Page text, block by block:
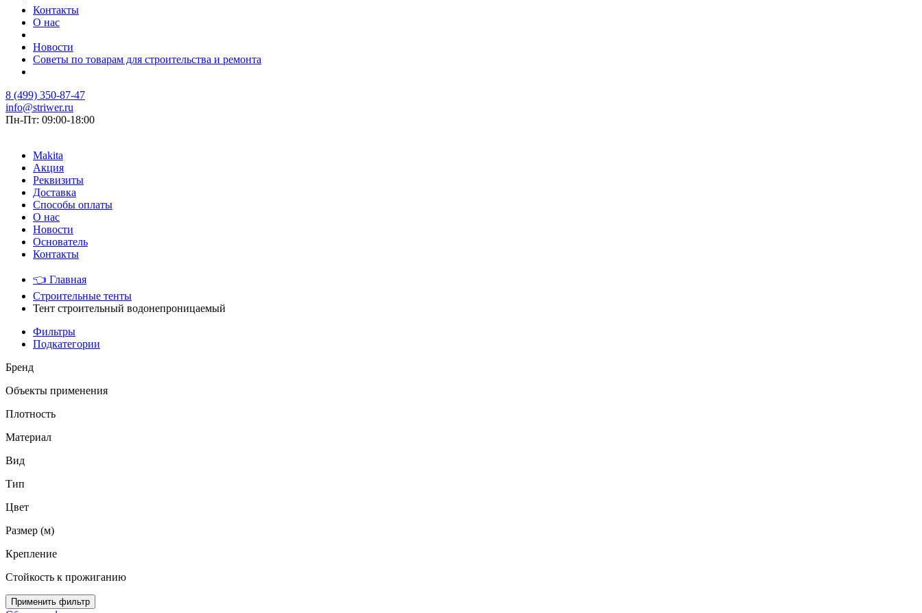
Контакты
О нас
Новости
Советы по товарам для строительства и ремонта
8 (499) 350-87-47
info@striwer.ru
Пн-Пт: 09:00-18:00
Makita
Акция
Реквизиты
Доставка
Способы оплаты
О нас
Новости
Основатель
Контакты
👈 Главная
Строительные тенты
Тент строительный водонепроницаемый
Фильтры
Подкатегории
Бренд
Объекты применения
Плотность
Материал
Вид
Тип
Цвет
Размер (м)
Крепление
Стойкость к прожиганию
Применить фильтр